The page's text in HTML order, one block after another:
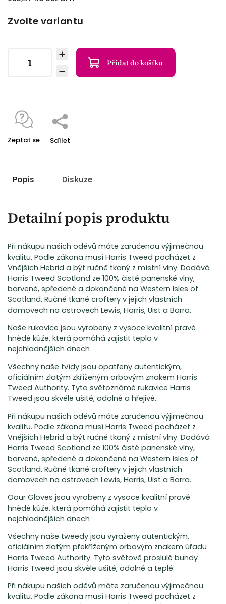
Zvolte variantu
Přidat do košíku
Zeptat se Sdílet
Popis Diskuze
Detailní popis produktu
Při nákupu našich oděvů máte zaručenou výjimečnou
kvalitu. Podle zákona musí Harris Tweed pocházet z
Vnějších Hebrid a být ručně tkaný z místní vlny. Dodává
Harris Tweed Scotland ze 100% čisté panenské vlny,
barvené, spředené a dokončené na Western Isles of
Scotland. Ručně tkané croftery v jejich vlastních
domovech na ostrovech Lewis, Harris, Uist a Barra.
Naše rukavice jsou vyrobeny z vysoce kvalitní pravé
hnědé kůže, která pomáhá zajistit teplo v
nejchladnějších dnech
Všechny naše tvídy jsou opatřeny autentickým,
oficiálním zlatým zkříženým orbovým znakem Harris
Tweed Authority. Tyto světoznámé rukavice Harris
Tweed jsou skvěle ušité, odolné a hřejivé.
Při nákupu našich oděvů máte zaručenou výjimečnou
kvalitu. Podle zákona musí Harris Tweed pocházet z
Vnějších Hebrid a být ručně tkaný z místní vlny. Dodává
Harris Tweed Scotland ze 100% čisté panenské vlny,
barvené, spředené a dokončené na Western Isles of
Scotland. Ručně tkané croftery v jejich vlastních
domovech na ostrovech Lewis, Harris, Uist a Barra.
Oour Gloves jsou vyrobeny z vysoce kvalitní pravé
hnědé kůže, která pomáhá zajistit teplo v
nejchladnějších dnech
Všechny naše tweedy jsou vyraženy autentickým,
oficiálním zlatým překříženým orbovým znakem úřadu
Harris Tweed Authority. Tyto světově proslulé bundy
Harris Tweed jsou skvěle ušité, odolné a teplé.
Při nákupu našich oděvů máte zaručenou výjimečnou
kvalitu. Podle zákona musí Harris Tweed pocházet z